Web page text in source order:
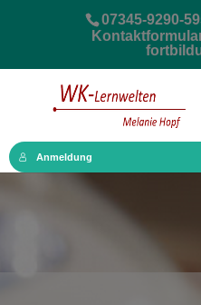
07345-9290-
Anmeldung